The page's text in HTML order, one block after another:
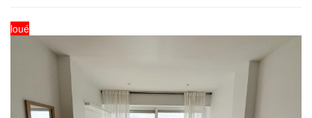
loué